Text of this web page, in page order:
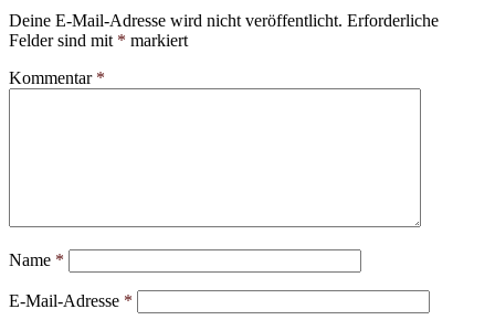
Deine E-Mail-Adresse wird nicht veröffentlicht. Erforderliche
Felder sind mit * markiert
Kommentar *
Name *
E-Mail-Adresse *